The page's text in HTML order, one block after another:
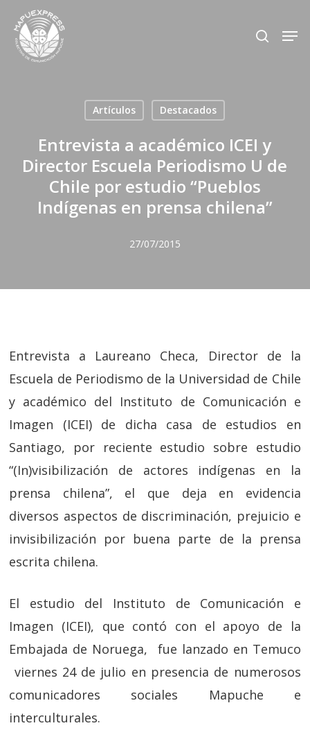
main
search
Artículos Destacados
Entrevista a académico ICEI y
Director Escuela Periodismo U de
Chile por estudio “Pueblos
Indígenas en prensa chilena”
27/07/2015
Entrevista a Laureano Checa, Director de la
Escuela de Periodismo de la Universidad de Chile
y académico del Instituto de Comunicación e
Imagen (ICEI) de dicha casa de estudios en
Santiago, por reciente estudio sobre estudio
“(In)visibilización de actores indígenas en la
prensa chilena”, el que deja en evidencia
diversos aspectos de discriminación, prejuicio e
invisibilización por buena parte de la prensa
escrita chilena.
El estudio del Instituto de Comunicación e
Imagen (ICEI), que contó con el apoyo de la
Embajada de Noruega, fue lanzado en Temuco
viernes 24 de julio en presencia de numerosos
comunicadores sociales Mapuche e
interculturales.
Close